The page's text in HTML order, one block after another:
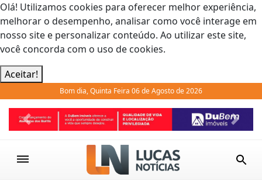
Olá! Utilizamos cookies para oferecer melhor experiência,
melhorar o desempenho, analisar como você interage em
nosso site e personalizar conteúdo. Ao utilizar este site,
você concorda com o uso de cookies.
Aceitar!
Bom dia, Quinta Feira 06 de Agosto de 2026
Previous Next